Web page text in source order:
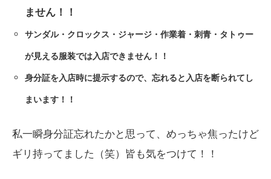
ません！！
サンダル・クロックス・ジャージ・作業着・刺青・タトゥー
が見える服装では入店できません！！
身分証を入店時に提示するので、忘れると入店を断られてし
まいます！！
私一瞬身分証忘れたかと思って、めっちゃ焦ったけど
ギリ持ってました（笑）皆も気をつけて！！